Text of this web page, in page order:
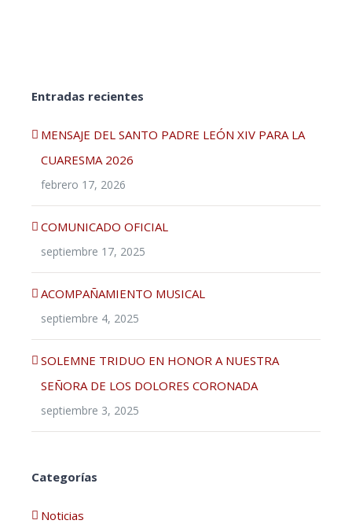
Entradas recientes
MENSAJE DEL SANTO PADRE LEÓN XIV PARA LA
CUARESMA 2026
febrero 17, 2026
COMUNICADO OFICIAL
septiembre 17, 2025
ACOMPAÑAMIENTO MUSICAL
septiembre 4, 2025
SOLEMNE TRIDUO EN HONOR A NUESTRA
SEÑORA DE LOS DOLORES CORONADA
septiembre 3, 2025
Categorías
Noticias